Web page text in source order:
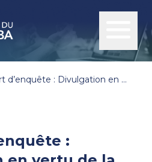
Rapport d’enquête : Divulgation en vertu de la LRMP – Commission d’appel (Commission des accidents du travail)
: